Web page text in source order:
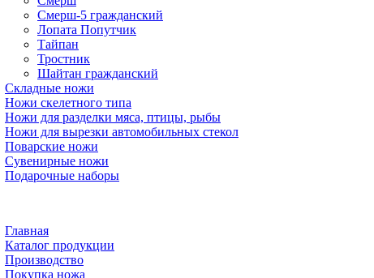
Смерш-5 гражданский
Лопата Попутчик
Тайпан
Тростник
Шайтан гражданский
Складные ножи
Ножи скелетного типа
Ножи для разделки мяса, птицы, рыбы
Ножи для вырезки автомобильных стекол
Поварские ножи
Сувенирные ножи
Подарочные наборы
Главная
Каталог продукции
Производство
Покупка ножа